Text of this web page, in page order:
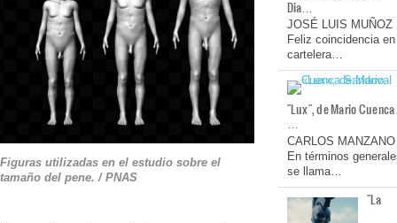
Figuras utilizadas en el estudio sobre el
tamaño del pene. / PNAS
Dia…
JOSÉ LUIS MUÑOZ
Feliz coincidencia en
cartelera…
"Lux", de Mario Cuenca
…
CARLOS MANZANO
En términos
se llama…
"La